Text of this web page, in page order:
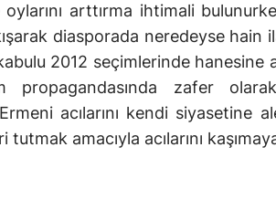
oylarını arttırma ihtimali
diasporada neredeyse hain
2012 seçimlerinde hanesine
propagandasında zafer
acılarını kendi siyasetine
amacıyla acılarını